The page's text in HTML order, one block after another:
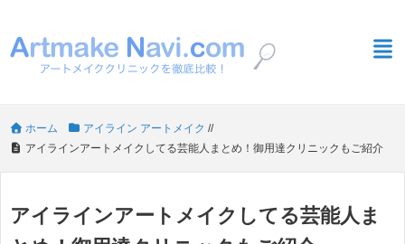
ホーム /
アイライン アートメイク /
アイラインアートメイクしてる芸能人まとめ！御用達クリニックもご紹介
アイラインアートメイクしてる芸能人ま